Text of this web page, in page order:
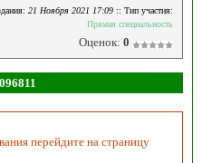
21 Ноября 2021 17:09 :: Тип участия:
Прямая специальность
Оценок: 0
перейдите на страницу